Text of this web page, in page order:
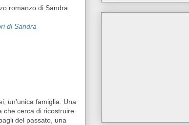
romanzo di Sandra
di Sandra
un'unica famiglia. Una
che cerca di ricostruire
del passato, una